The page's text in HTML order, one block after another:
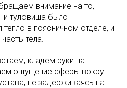
внимание на то,
и туловища было
в поясничном отделе, и
тела.
кладем руки на
ощущение сферы вокруг
не задерживаясь на